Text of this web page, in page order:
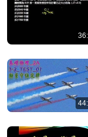
【Fun科學】
冷!!)